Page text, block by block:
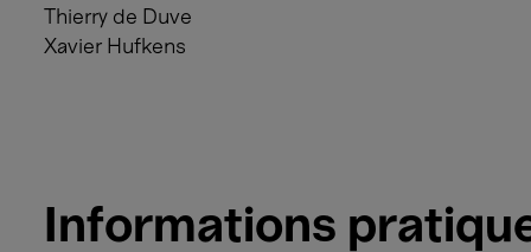
Thierry de Duve
Xavier Hufkens
Informations